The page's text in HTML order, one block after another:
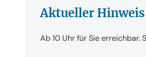
Aktueller Hinweis
Ab 10 Uhr für Sie erreichbar.